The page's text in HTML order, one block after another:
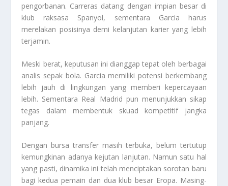
pengorbanan. Carreras datang dengan impian besar di
klub raksasa Spanyol, sementara Garcia harus
merelakan posisinya demi kelanjutan karier yang lebih
terjamin.
Meski berat, keputusan ini dianggap tepat oleh berbagai
analis sepak bola. Garcia memiliki potensi berkembang
lebih jauh di lingkungan yang memberi kepercayaan
lebih. Sementara Real Madrid pun menunjukkan sikap
tegas dalam membentuk skuad kompetitif jangka
panjang.
Dengan bursa transfer masih terbuka, belum tertutup
kemungkinan adanya kejutan lanjutan. Namun satu hal
yang pasti, dinamika ini telah menciptakan sorotan baru
bagi kedua pemain dan dua klub besar Eropa. Masing-